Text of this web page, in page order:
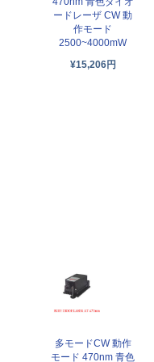
ードレーザ CW 動
作モード
2500~4000mW
¥15,206円
多モードCW 動作
モード 470nm 青色